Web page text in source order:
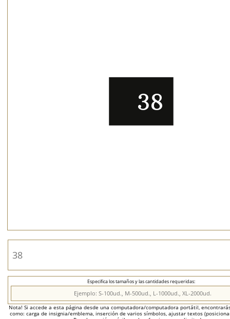
Especifica los tamaños y las cantidades requeridas:
Nota! Si accede a esta página desde una computadora/computadora portátil,
como: carga de insignia/emblema, inserción de varios símbolos, ajustar textos